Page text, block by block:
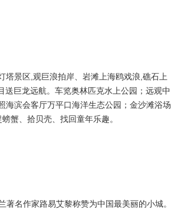
景区,观巨浪拍岸、岩滩上海鸥戏浪,礁石上
巨龙远航。车览奥林匹克水上公园；远观中
海滨会客厅万平口海洋生态公园；金沙滩浴场
蟹、拾贝壳、找回童年乐趣。
名作家路易艾黎称赞为中国最美丽的小城。